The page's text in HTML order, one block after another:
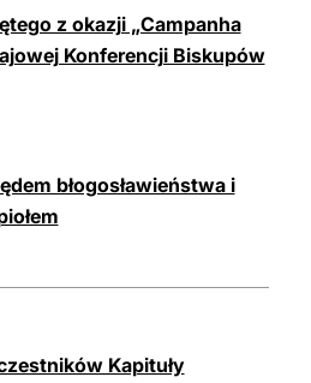
z okazji „Campanha
Konferencji Biskupów
błogosławieństwa i
Kapituły